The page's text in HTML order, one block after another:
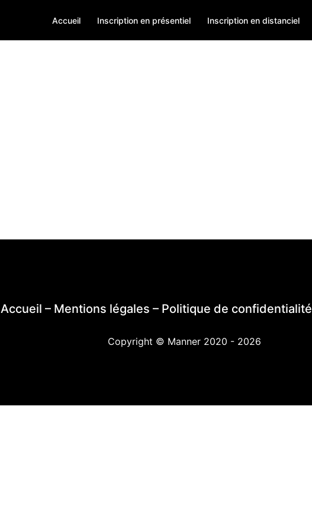
Accueil Inscription en présentiel Inscription en distanciel
Accueil – Mentions légales – Politique de confidentialité
Copyright © Manner 2020 - 2026